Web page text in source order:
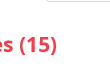
(15)